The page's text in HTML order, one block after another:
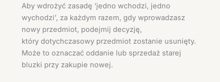
Aby wdrożyć zasadę ‘jedno wchodzi, jedno
wychodzi’, za każdym razem, gdy wprowadzasz
nowy przedmiot, podejmij decyzję,
który dotychczasowy przedmiot zostanie usunięty.
Może to oznaczać oddanie lub sprzedaż starej
bluzki przy zakupie nowej.